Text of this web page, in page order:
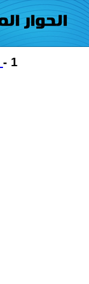
- 1